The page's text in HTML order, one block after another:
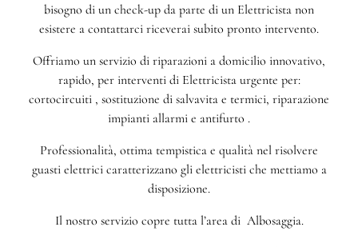
bisogno di un check-up da parte di un Elettricista non
esistere a contattarci riceverai subito pronto intervento.
Offriamo un servizio di riparazioni a domicilio innovativo,
rapido, per interventi di Elettricista urgente per:
cortocircuiti , sostituzione di salvavita e termici, riparazione
impianti allarmi e antifurto .
Professionalità, ottima tempistica e qualità nel risolvere
guasti elettrici caratterizzano gli elettricisti che mettiamo a
disposizione.
Il nostro servizio copre tutta l’area di Albosaggia.